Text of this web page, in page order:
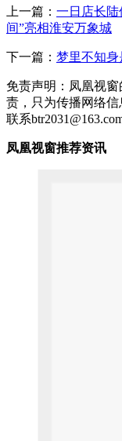
上一篇： 一日店长陆
间”亮相淮安万象城
下一篇： 梦里不知
免责声明：凤凰视
责，只为传播网络
联系
凤凰视窗推荐资讯